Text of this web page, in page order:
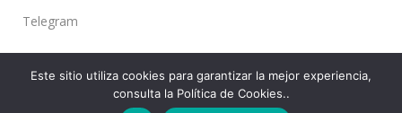
Telegram
Este sitio utiliza cookies para garantizar la mejor experiencia,
consulta la Política de Cookies..